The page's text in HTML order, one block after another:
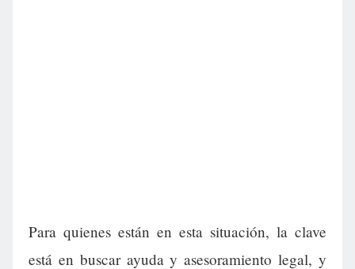
Para quienes están en esta situación, la clave
está en buscar ayuda y asesoramiento legal, y